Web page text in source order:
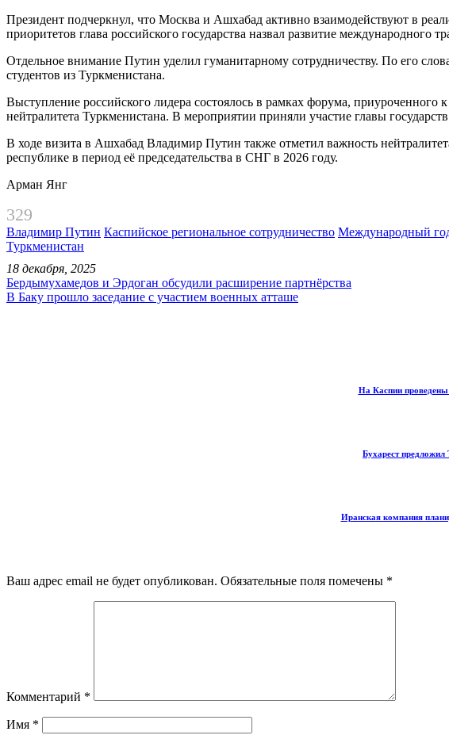
Президент подчеркнул, что Москва и Ашхабад активно взаимодействуют в
приоритетов глава российского государства назвал развитие
Отдельное внимание Путин уделил гуманитарному сотрудничеству. По его
студентов из Туркменистана.
Выступление российского лидера состоялось в рамках форума,
нейтралитета Туркменистана. В мероприятии приняли участие главы
В ходе визита в Ашхабад Владимир Путин также отметил важность
республике в период её председательства в СНГ в 2026 году.
Арман Янг
329
Владимир Путин Каспийское региональное сотрудничество Международный
Туркменистан
18 декабря, 2025
Бердымухамедов и Эрдоган обсудили расширение партнёрства
В Баку прошло заседание с участием военных атташе
На Каспии проведены
Бухарест предложил
Иранская компания
Ваш адрес email не будет опубликован. Обязательные поля помечены *
Комментарий *
Имя *